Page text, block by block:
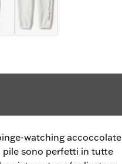
watching accoccolate
pile sono perfetti in tutte